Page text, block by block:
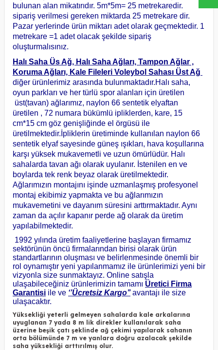
bulunan alan mikatırıdır. 5m*5m= 25 metrekaredir.
sipariş verilmesi gereken miktarda 25 metrekare dir.
Pazar yerlerinde ürün miktarı adet olarak geçmektedir. 1
metrekare =1 adet olacak şekilde sipariş
oluşturmalısınız.
Halı Saha Üs Ağ, Halı Saha Ağları, Tampon Ağlar ,
Koruma Ağları, Kale Fileleri Voleybol Sahası Üst Ağ
diğer ürünlerimiz arasında bulunmaktadır.Halı saha,
oyun parkları ve her türlü spor alanları için üretilen
üst(tavan) ağlarımız, naylon 66 sentetik elyaftan
üretilen , 72 numara bükümlü ipliklerden, kare, 15
cm*15 cm göz genişliğinde el örgüsü ile
üretilmektedir.İpliklerin üretiminde kullanılan naylon 66
sentetik elyaf sayesinde güneş ışıkları, hava koşullarına
karşı yüksek mukavemetli ve uzun ömürlüdür. Halı
sahalarda tavan ağı olarak uyulanır. İstenilen en ve
boylarda tek renk beyaz olarak üretilmektedir.
Ağlarımızın montajını işinde uzmanlaşmış profesyonel
montaj ekibimiz yapmakta ve bu ağlarımızın
mukavemetini ve dayanım süresini arttırmaktadır. Aynı
zaman da açılır kapanır perde ağ olarak da üretim
yapılabilmektedir.
1992 yılında üretim faaliyetlerine başlayan firmamız
sektörünün öncü firmalarından birisi olarak ürün
standartlarının oluşması ve belirlenmesinde önemli bir
rol oynamıştır yeni yapılanmamız ile ürünlerimizi yeni bir
vizyonla size sunmaktayız. Online satışla
ulaşabileceğiniz ürünlerimizin tamamı Üretici Firma
Garantisi ile ve ‘’Ücretsiz Kargo’’ avantajı ile size
ulaşacaktır.
Yüksekliği yeterli gelmeyen sahalarda kale arkalarına
uyuglanan 7 yada 8 m lik direkler kullanılarak saha
üzerine beşik çatı şeklinde ağ çekimi yapılarak sahanın
orta bölümünde 7 m ve yanlara doğru azalacak şekilde
saha yüksekliği arttırılmış olur.